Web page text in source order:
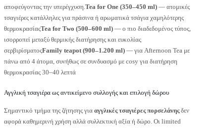
αποφεύγοντας την υπερέγχυση. Tea for One (350–450 ml) — ατομικές
τσαγιέρες κατάλληλες για πράσινα ή αρωματικά τσάγια χαμηλότερης
θερμοκρασίαςTea for Two (500–600 ml) — ο πιο διαδεδομένος τύπος,
ισορροπεί μεταξύ θερμικής διατήρησης και ευκολίας
σερβιρίσματοςFamily teapot (900–1.200 ml) — για Afternoon Tea με
πάνω από 4 άτομα, συνήθως σε συνδυασμό με cosy για διατήρηση
θερμοκρασίας 30–40 λεπτά
Αγγλική τσαγιέρα ως αντικείμενο συλλογής και επιλογή δώρου
Σημαντικό τμήμα της ζήτησης για αγγλικές τσαγιέρες πορσελάνηςδεν
αφορά καθημερινή χρήση αλλά συλλεκτική αξία ή δώρο. Οι limited